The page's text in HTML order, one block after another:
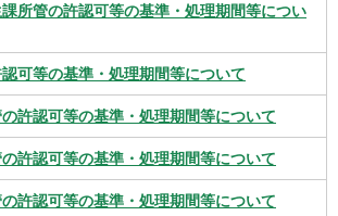
所管の許認可等の基準・処理期間等につい
可等の基準・処理期間等について
許認可等の基準・処理期間等について
許認可等の基準・処理期間等について
許認可等の基準・処理期間等について